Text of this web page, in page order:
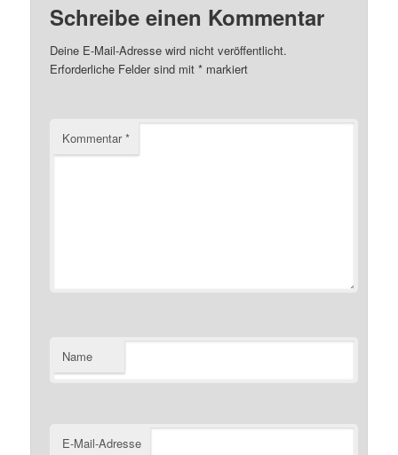
Schreibe einen Kommentar
Deine E-Mail-Adresse wird nicht veröffentlicht.
Erforderliche Felder sind mit* markiert
Kommentar*
Name
E-Mail-Adresse